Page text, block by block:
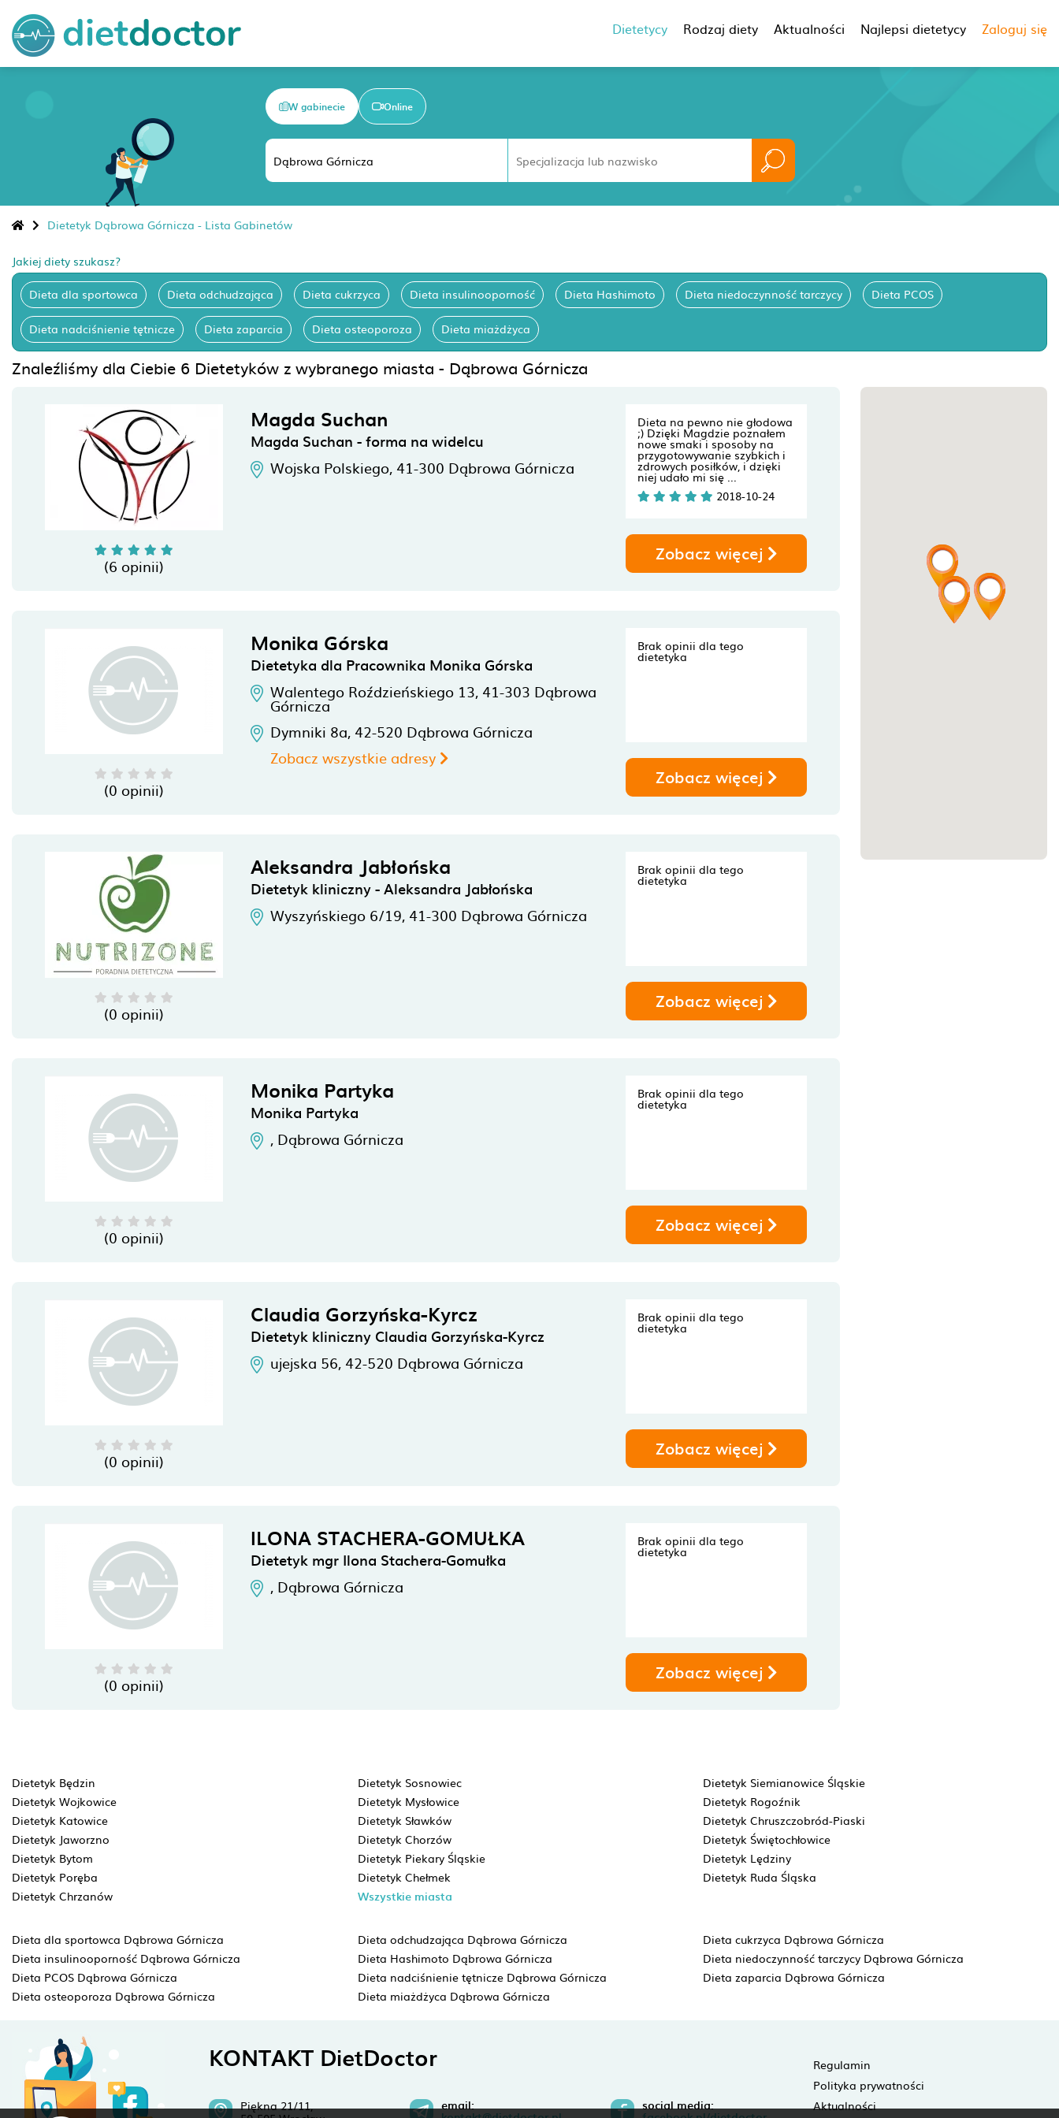
Dietetycy Rodzaj diety Aktualności Najlepsi dietetycy Zaloguj się
W gabinecie Online
Dietetyk Dąbrowa Górnicza - Lista Gabinetów
Jakiej diety szukasz?
Dieta dla sportowca Dieta odchudzająca Dieta cukrzyca Dieta insulinooporność Dieta Hashimoto Dieta niedoczynność tarczycy Dieta PCOS
Dieta nadciśnienie tętnicze Dieta zaparcia Dieta osteoporoza Dieta miażdżyca
Znaleźliśmy dla Ciebie 6 Dietetyków z wybranego miasta - Dąbrowa Górnicza
(6 opinii)
Magda Suchan
Magda Suchan - forma na widelcu
Wojska Polskiego, 41-300 Dąbrowa Górnicza
Dieta na pewno nie głodowa
;) Dzięki Magdzie poznałem
nowe smaki i sposoby na
przygotowywanie szybkich i
zdrowych posiłków, i dzięki
niej udało mi się ...
2018-10-24
Zobacz więcej
(0 opinii)
Monika Górska
Dietetyka dla Pracownika Monika Górska
Walentego Roździeńskiego 13, 41-303 Dąbrowa
Górnicza
Dymniki 8a, 42-520 Dąbrowa Górnicza
Zobacz wszystkie adresy
Brak opinii dla tego
dietetyka
Zobacz więcej
(0 opinii)
Aleksandra Jabłońska
Dietetyk kliniczny - Aleksandra Jabłońska
Wyszyńskiego 6/19, 41-300 Dąbrowa Górnicza
Brak opinii dla tego
dietetyka
Zobacz więcej
(0 opinii)
Monika Partyka
Monika Partyka
, Dąbrowa Górnicza
Brak opinii dla tego
dietetyka
Zobacz więcej
(0 opinii)
Claudia Gorzyńska-Kyrcz
Dietetyk kliniczny Claudia Gorzyńska-Kyrcz
ujejska 56, 42-520 Dąbrowa Górnicza
Brak opinii dla tego
dietetyka
Zobacz więcej
(0 opinii)
ILONA STACHERA-GOMUŁKA
Dietetyk mgr Ilona Stachera-Gomułka
, Dąbrowa Górnicza
Brak opinii dla tego
dietetyka
Zobacz więcej
Dietetyk Będzin Dietetyk Sosnowiec
Dietetyk Siemianowice Śląskie
Dietetyk Wojkowice
Dietetyk Mysłowice
Dietetyk Rogoźnik
Dietetyk Katowice
Dietetyk Sławków
Dietetyk Chruszczobród-Piaski
Dietetyk Jaworzno
Dietetyk Chorzów
Dietetyk Świętochłowice
Dietetyk Bytom
Dietetyk Piekary Śląskie
Dietetyk Lędziny
Dietetyk Poręba
Dietetyk Chełmek
Dietetyk Ruda Śląska
Dietetyk Chrzanów
Wszystkie miasta
Dieta dla sportowca Dąbrowa Górnicza Dieta odchudzająca Dąbrowa Górnicza
Dieta cukrzyca Dąbrowa Górnicza
Dieta insulinooporność Dąbrowa Górnicza
Dieta Hashimoto Dąbrowa Górnicza
Dieta niedoczynność tarczycy Dąbrowa Górnicza
Dieta PCOS Dąbrowa Górnicza
Dieta nadciśnienie tętnicze Dąbrowa Górnicza
Dieta zaparcia Dąbrowa Górnicza
Dieta osteoporoza Dąbrowa Górnicza
Dieta miażdżyca Dąbrowa Górnicza
KONTAKT DietDoctor
Piękna 21/11,
email: social media:
Regulamin
Polityka prywatności
Aktualności